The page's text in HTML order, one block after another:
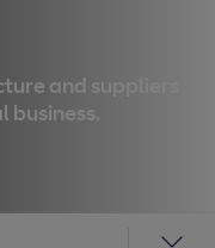
and suppliers